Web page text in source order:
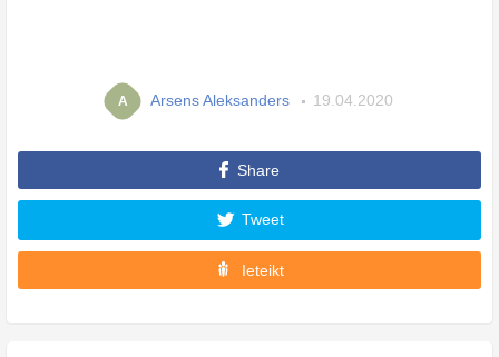
A Arsens Aleksanders 19.04.2020
Share
Tweet
Ieteikt